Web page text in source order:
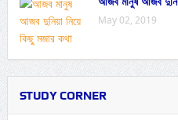
May 02, 2019
STUDY CORNER